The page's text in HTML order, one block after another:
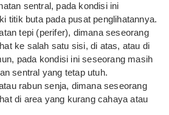
sentral, pada kondisi ini
titik buta pada pusat penglihatannya.
tepi (perifer), dimana seseorang
ke salah satu sisi, di atas, atau di
pada kondisi ini seseorang masih
sentral yang tetap utuh.
rabun senja, dimana seseorang
di area yang kurang cahaya atau